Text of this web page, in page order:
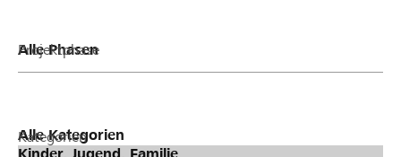
Projektphase
Kategorien